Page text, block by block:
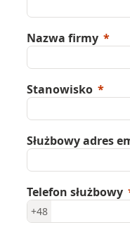
Nazwa firmy
Stanowisko
Służbowy adres
Telefon służbowy
+48